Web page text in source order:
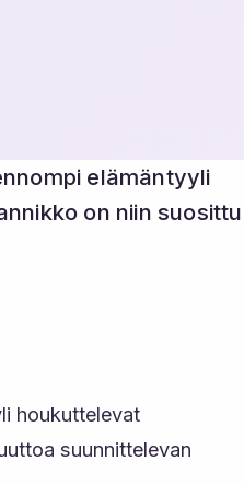
elämäntyyli
on niin suosittu
houkuttelevat
suunnittelevan